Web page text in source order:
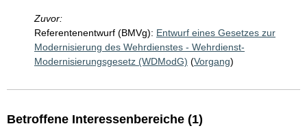
Zuvor:
Referentenentwurf (BMVg): Entwurf eines Gesetzes zur
Modernisierung des Wehrdienstes - Wehrdienst-
Modernisierungsgesetz (WDModG) (Vorgang)
Betroffene Interessenbereiche (1)